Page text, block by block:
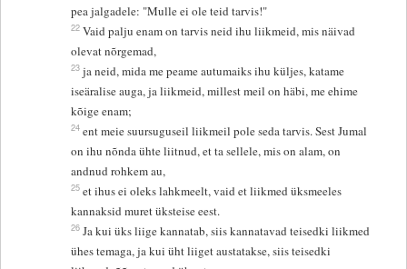
pea jalgadele: "Mulle ei ole teid tarvis!"
22 Vaid palju enam on tarvis neid ihu liikmeid, mis näivad
olevat nõrgemad,
23 ja neid, mida me peame autumaiks ihu küljes, katame
iseäralise auga, ja liikmeid, millest meil on häbi, me ehime
kõige enam;
24 ent meie suursuguseil liikmeil pole seda tarvis. Sest Jumal
on ihu nõnda ühte liitnud, et ta sellele, mis on alam, on
andnud rohkem au,
25 et ihus ei oleks lahkmeelt, vaid et liikmed üksmeeles
kannaksid muret üksteise eest.
26 Ja kui üks liige kannatab, siis kannatavad teisedki liikmed
ühes temaga, ja kui üht liiget austatakse, siis teisedki